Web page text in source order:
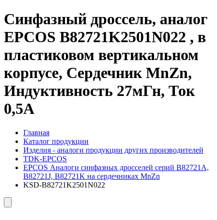
Синфазный дроссель, аналог
EPCOS B82721K2501N022 , в
пластиковом вертикальном
корпусе, Сердечник MnZn,
Индуктивность 27мГн, Ток
0,5А
Главная
Каталог продукции
Изделия - аналоги продукции других производителей
TDK-EPCOS
EPCOS Аналоги синфазных дросселей серий B82721A,
B82721J, B82721K на сердечниках MnZn
KSD-B82721K2501N022